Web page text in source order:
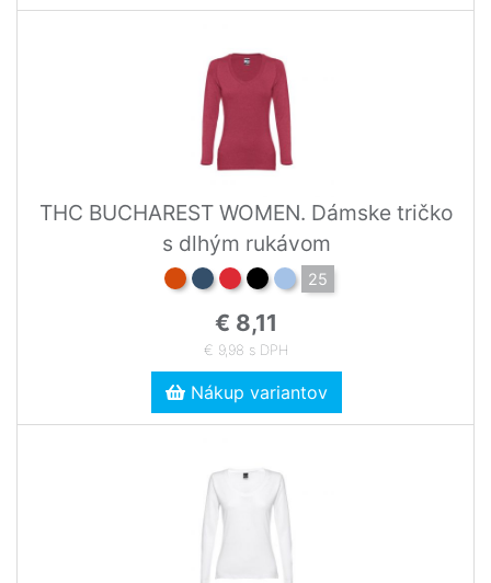
THC BUCHAREST WOMEN. Dámske tričko
s dlhým rukávom
25
€ 8,11
€ 9,98 s DPH
Nákup variantov